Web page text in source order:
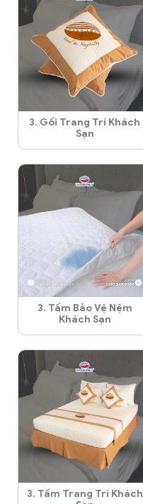
3. Gối Trang Trí Khách
Sạn
3. Tấm Bảo Vệ Nệm
Khách Sạn
3. Tấm Trang Trí Khách